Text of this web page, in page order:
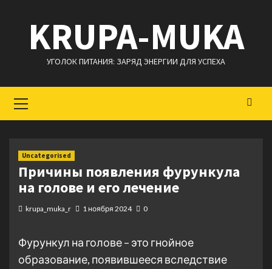
содержимому
KRUPA-MUKA
УГОЛОК ПИТАНИЯ: ЗАРЯД ЭНЕРГИИ ДЛЯ УСПЕХА
меню
Uncategorised
Причины появления фурункула
на голове и его лечение
krupa_muka_r 1 ноября 2024 0
Фурункул на голове – это гнойное
образование, появившееся вследствие